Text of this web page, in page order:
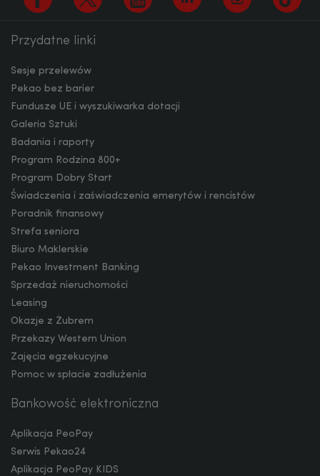
JPY
FacebookTwitter
Przydatne linki
Sesje przelewów
Pekao bez barier
Fundusze UE i wyszukiwarka dotacji
Galeria Sztuki
Badania i raporty
Program Rodzina 800+
Program Dobry Start
Świadczenia i zaświadczenia emerytów i rencistów
Poradnik finansowy
Strefa seniora
Biuro Maklerskie
Pekao Investment Banking
Sprzedaż nieruchomości
Leasing
Okazje z Żubrem
Przekazy Western Union
Zajęcia egzekucyjne
Pomoc w spłacie zadłużenia
Bankowość elektroniczna
Aplikacja PeoPay
Serwis Pekao24
Aplikacja PeoPay KIDS